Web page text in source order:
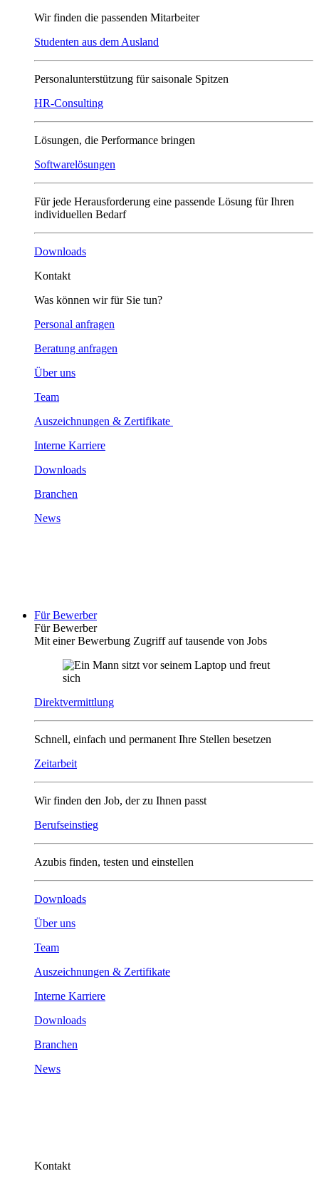
Wir finden die passenden Mitarbeiter
Studenten aus dem Ausland
Personalunterstützung für saisonale Spitzen
HR-Consulting
Lösungen, die Performance bringen
Softwarelösungen
Für jede Herausforderung eine passende Lösung für Ihren
individuellen Bedarf
Downloads
Kontakt
Was können wir für Sie tun?
Personal anfragen
Beratung anfragen
Über uns
Team
Auszeichnungen & Zertifikate
Interne Karriere
Downloads
Branchen
News
Für Bewerber
Für Bewerber
Mit einer Bewerbung Zugriff auf tausende von Jobs
Direktvermittlung
Schnell, einfach und permanent Ihre Stellen besetzen
Zeitarbeit
Wir finden den Job, der zu Ihnen passt
Berufseinstieg
Azubis finden, testen und einstellen
Downloads
Über uns
Team
Auszeichnungen & Zertifikate
Interne Karriere
Downloads
Branchen
News
Kontakt